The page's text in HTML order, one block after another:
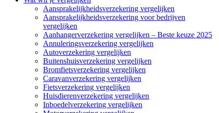
Aansprakelijkheidsverzekering vergelijken
Aansprakelijkheidsverzekering voor bedrijven
vergelijken
Aanhangerverzekering vergelijken – Beste keuze 2025
Annuleringsverzekering vergelijken
Autoverzekering vergelijken
Buitenshuisverzekering vergelijken
Bromfietsverzekering vergelijken
Caravanverzekering vergelijken
Fietsverzekering vergelijken
Huisdierenverzekering vergelijken
Inboedelverzekering vergelijken